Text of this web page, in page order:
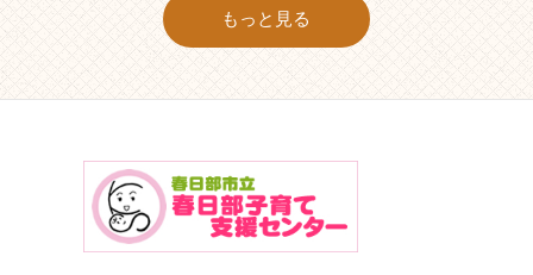
もっと見る